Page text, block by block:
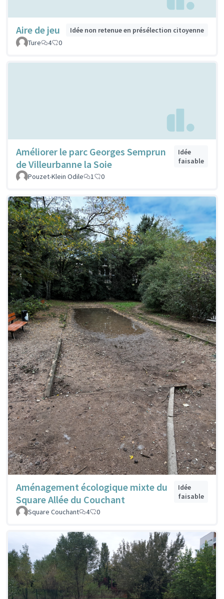
Aire de jeu
Idée non retenue en présélection citoyenne
Ture
4 0
Améliorer le parc Georges Semprun
de Villeurbanne la Soie
Idée
faisable
Pouzet-Klein Odile
1 0
Aménagement écologique mixte du
Square Allée du Couchant
Idée
faisable
Square Couchant
4 0